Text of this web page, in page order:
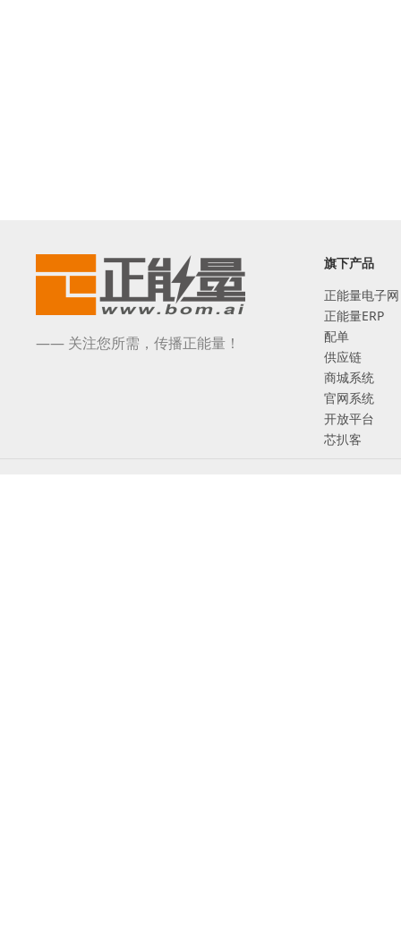
—— 关注您所需，传播正能量！
旗下产品
正能量电子网
正能量ERP
配单
供应链
商城系统
官网系统
开放平台
芯扒客